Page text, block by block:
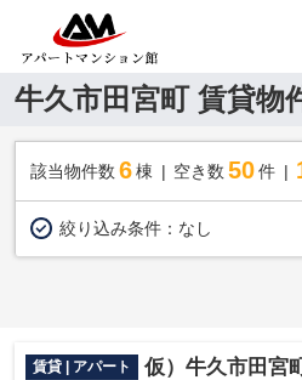
牛久市田宮町 賃貸物
該当物件数 6棟 空き数 50 件
絞り込み条件： なし
賃貸 | アパート 仮）牛久市田宮